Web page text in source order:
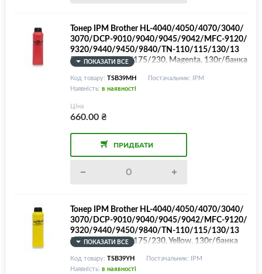
Тонер IPM Brother HL-4040/4050/4070/3040/
3070/DCP-9010/9040/9045/9042/MFC-9120/
9320/9440/9450/9840/TN-110/115/130/13
5/150/155/170/175/230, Magenta, 130г/банка
ПОКАЗАТИ ВСЕ
Код товару: TSB39MH
Постачальник: IPM
Наявність: в наявності
Ціна
660.00₴
ПРИДБАТИ
Тонер IPM Brother HL-4040/4050/4070/3040/
3070/DCP-9010/9040/9045/9042/MFC-9120/
9320/9440/9450/9840/TN-110/115/130/13
5/150/155/170/175/230, Yellow, 130г/банка
ПОКАЗАТИ ВСЕ
Код товару: TSB39YH
Постачальник: IPM
Наявність: в наявності